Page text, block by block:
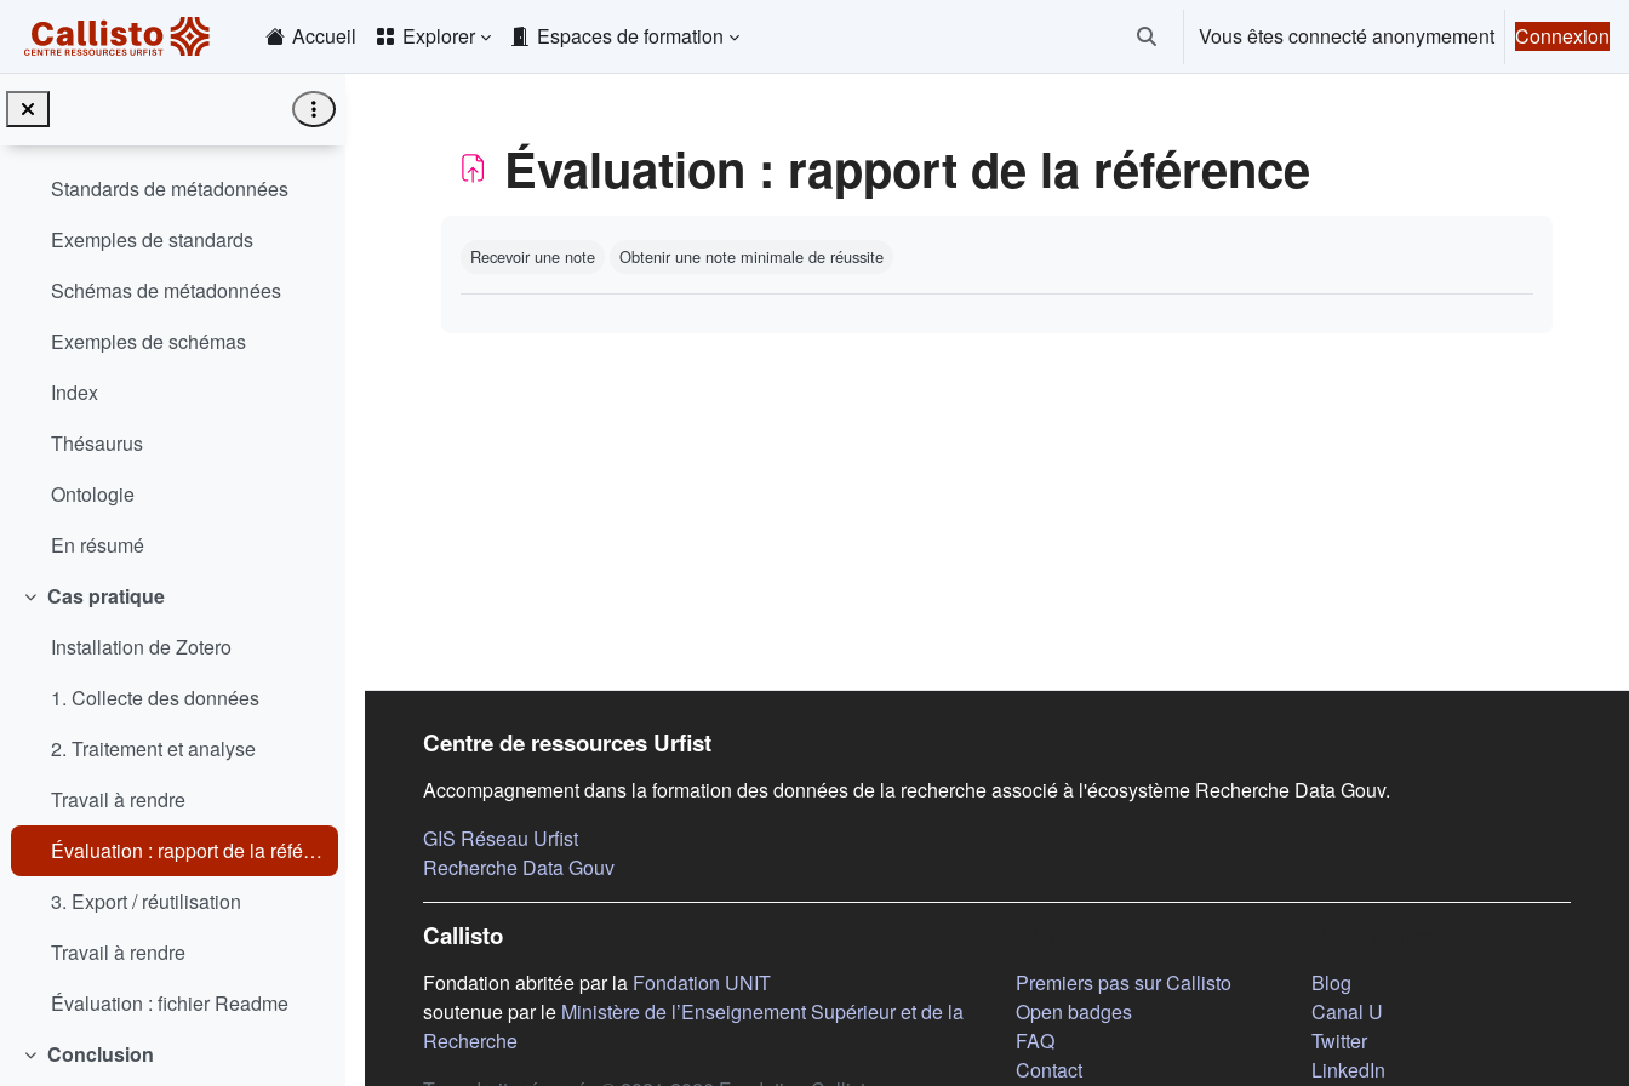
Passer au contenu principal
Accueil
Explorer Espaces de formation Activer/désactiver la saisie de recherche
Vous êtes connecté anonymement Connexion
Exercice : retrouvez les métadonnées
Métadonnées externes et embarquées
Standards de métadonnées
Exemples de standards
Schémas de métadonnées
Exemples de schémas
Index
Thésaurus
Ontologie
En résumé
Replier
Cas pratique
Installation de Zotero
1. Collecte des données
2. Traitement et analyse
Travail à rendre
Évaluation : rapport de la référence
3. Export / réutilisation
Travail à rendre
Évaluation : fichier Readme
Replier
Conclusion
Évaluation : rapport de la référence
Recevoir une note Obtenir une note minimale de réussite
Liens de bas de page
Centre de ressources Urfist
Accompagnement dans la formation des données de la recherche associé à l'écosystème Recherche Data Gouv.
GIS Réseau Urfist(s'ouvre dans un nouvel onglet)
Recherche Data Gouv(s'ouvre dans un nouvel onglet)
Callisto
Fondation abritée par la Fondation UNIT(s'ouvre dans un nouvel onglet)
soutenue par le Ministère de l’Enseignement Supérieur et de la
Recherche(s'ouvre dans un nouvel onglet)
Premiers pas sur Callisto
Open badges
FAQ
Contact
Blog(s'ouvre dans un nouvel onglet)
Canal U(s'ouvre dans un nouvel
Twitter(s'ouvre dans un nouvel
LinkedIn(s'ouvre dans un nouvel